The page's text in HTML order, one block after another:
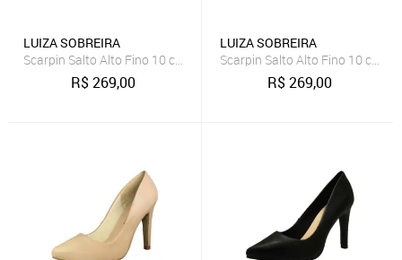
LUIZA SOBREIRA
Scarpin Salto Alto Fino 10 cm Luiza Sobreira Caramelo Mod. 2260
R$269,00
LUIZA SOBREIRA
Scarpin Salto Alto Fino 10 cm
R$269,00